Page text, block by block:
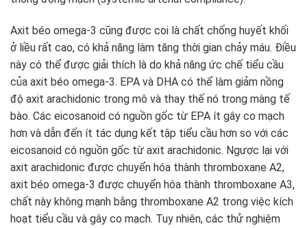
Axit béo omega-3 cũng được coi là chất chống huyết khối
ở liều rất cao, có khả năng làm tăng thời gian chảy máu. Điều
này có thể được giải thích là do khả năng ức chế tiểu cầu
của axit béo omega-3. EPA và DHA có thể làm giảm nồng
độ axit arachidonic trong mô và thay thế nó trong màng tế
bào. Các eicosanoid có nguồn gốc từ EPA ít gây co mạch
hơn và dẫn đến ít tác dụng kết tập tiểu cầu hơn so với các
eicosanoid có nguồn gốc từ axit arachidonic. Ngược lại với
axit arachidonic được chuyển hóa thành thromboxane A2,
axit béo omega-3 được chuyển hóa thành thromboxane A3,
chất này không mạnh bằng thromboxane A2 trong việc kích
hoạt tiểu cầu và gây co mạch. Tuy nhiên, các thử nghiệm